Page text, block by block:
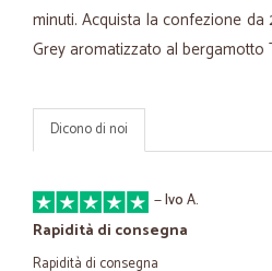
minuti. Acquista la confezione
Grey aromatizzato al bergamotto
Dicono di noi
—Ivo A.
Rapidità di consegna
Rapidità di consegna